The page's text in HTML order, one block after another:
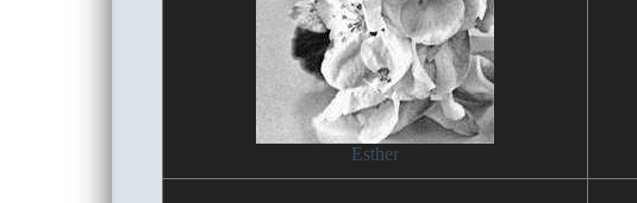
Esther